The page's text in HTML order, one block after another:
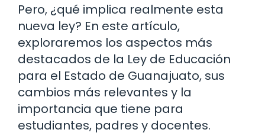
Pero, ¿qué implica realmente esta
nueva ley? En este artículo,
exploraremos los aspectos más
destacados de la Ley de Educación
para el Estado de Guanajuato, sus
cambios más relevantes y la
importancia que tiene para
estudiantes, padres y docentes.